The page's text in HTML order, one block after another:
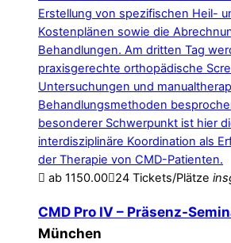
ab 1150.00 24 Tickets/Plätze
CMD Pro IV – Präsenz-
München